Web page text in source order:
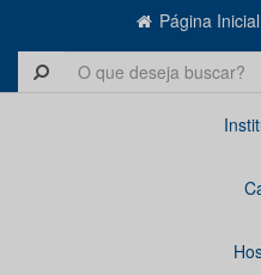
Página Inicial